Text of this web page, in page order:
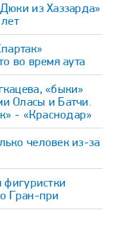
из Хаззарда»
во время аута
«быки»
Оласы и Батчи.
- «Краснодар»
человек из-за
фигуристки
Гран-при